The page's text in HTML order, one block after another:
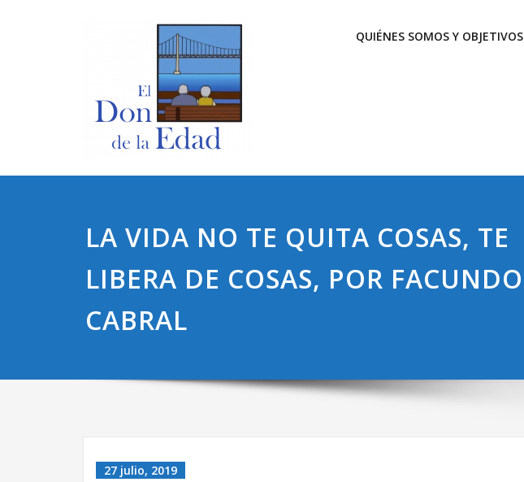
El Don De La Edad
QUIÉNES SOMOS Y OBJETIVOS
LA VIDA NO TE QUITA COSAS, TE
LIBERA DE COSAS, POR FACUNDO
CABRAL
27 julio, 2019